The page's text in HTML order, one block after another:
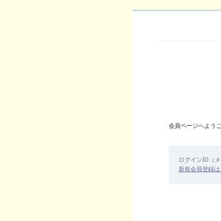
会員ページへよう
ログインID（
新規会員登録は